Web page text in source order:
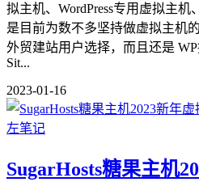
拟主机、WordPress专用虚拟主
是目前为数不多坚持做虚拟主机
外贸建站用户选择，而且还是
Sit...
2023-01-16
SugarHosts糖果主机